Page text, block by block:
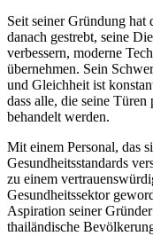
Seit seiner Gründung
danach gestrebt, seine
verbessern, moderne
übernehmen. Sein
und Gleichheit ist
dass alle, die seine
behandelt werden.
Mit einem Personal, das
Gesundheitsstandards
zu einem
Gesundheitssektor
Aspiration seiner
thailändische